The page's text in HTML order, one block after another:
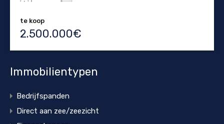
te koop
2.500.000€
Immobilientypen
Bedrijfspanden
Direct aan zee/zeezicht